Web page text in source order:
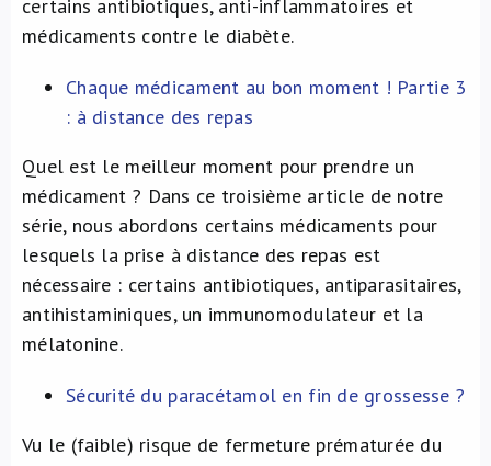
certains antibiotiques, anti-inflammatoires et
médicaments contre le diabète.
Chaque médicament au bon moment ! Partie 3
: à distance des repas
Quel est le meilleur moment pour prendre un
médicament ? Dans ce troisième article de notre
série, nous abordons certains médicaments pour
lesquels la prise à distance des repas est
nécessaire : certains antibiotiques, antiparasitaires,
antihistaminiques, un immunomodulateur et la
mélatonine.
Sécurité du paracétamol en fin de grossesse ?
Vu le (faible) risque de fermeture prématurée du